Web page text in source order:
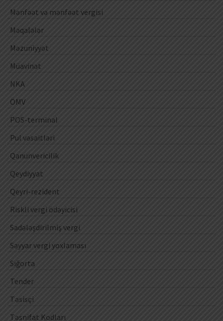
Mənfəət və mənfəət vergisi
Məqalələr
Məzuniyyət
Müavinət
NKA
ÖMV
POS-terminal
Pul vəsaitləri
Qanunvericilik
Qeydiyyat
Qeyri-rezident
Riskli vergi ödəyicisi
Sadələşdirilmiş vergi
Səyyar vergi yoxlaması
Sığorta
Tender
Təsisçi
Təsnifat Kodları